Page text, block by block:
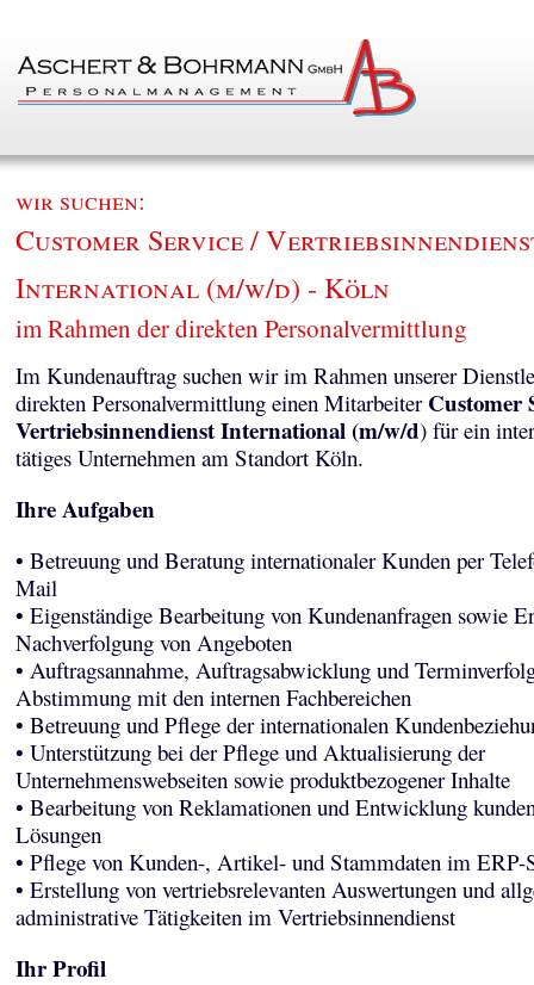
wir suchen:
Customer Service /
International (m/w/d) - Köln
im Rahmen der direkten Personalvermittlung
Im Kundenauftrag suchen wir im Rahmen unserer
direkten Personalvermittlung einen Mitarbeiter Customer
Vertriebsinnendienst International (m/w/d) für ein
tätiges Unternehmen am Standort Köln.
Ihre Aufgaben
• Betreuung und Beratung internationaler Kunden per
Mail
• Eigenständige Bearbeitung von Kundenanfragen sowie
Nachverfolgung von Angeboten
• Auftragsannahme, Auftragsabwicklung und
Abstimmung mit den internen Fachbereichen
• Betreuung und Pflege der internationalen
• Unterstützung bei der Pflege und Aktualisierung der
Unternehmenswebseiten sowie produktbezogener Inhalte
• Bearbeitung von Reklamationen und Entwicklung
Lösungen
• Pflege von Kunden-, Artikel- und Stammdaten im ERP-
• Erstellung von vertriebsrelevanten Auswertungen und
administrative Tätigkeiten im Vertriebsinnendienst
Ihr Profil